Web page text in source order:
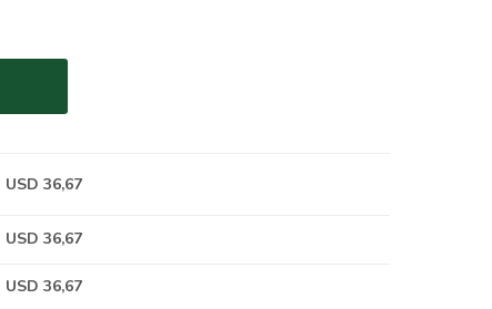
USD 36,67
USD 36,67
USD 36,67